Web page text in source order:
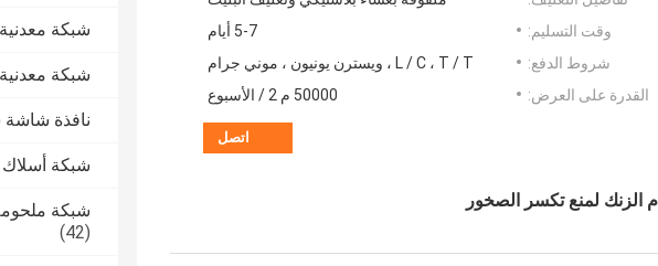
شبكة
شبكة
نافذة
شبكة أسلاك
شبكة
(42)
وقت التسليم:
5-7 أيام
شروط الدفع:
L / C ، T / T ، ويسترن يونيون ، موني جرام
القدرة على العرض:
50000 م 2 / الأسبوع
اتصل